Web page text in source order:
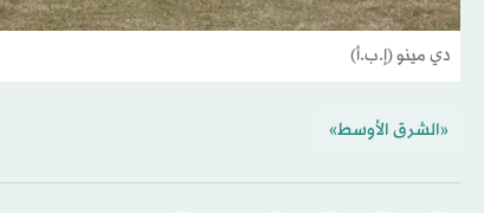
دي مينو (إ.ب.أ)
«الشرق الأوسط»